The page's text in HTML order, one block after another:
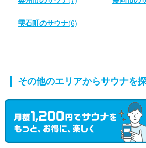
雫石町のサウナ(6)
その他のエリアからサウナを
久慈市の
二戸市のサウナ 北上市の